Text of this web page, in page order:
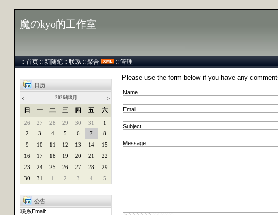
魔のkyo的工作室
:: 首页 :: 新随笔 :: 联系 :: 聚合 :: 管理
日历
< 2026年8月 >
日 一 二 三 四 五 六
26 27 28 29 30 31
1
2
3 4 5 6 7
8
9
10 11 12 13 14
15
16
17 18 19 20 21
22
23
24 25 26 27 28
29
30
31 1 2 3 4 5
公告
联系Email:
Please use the form below if you have any
Name
Email
Subject
Message